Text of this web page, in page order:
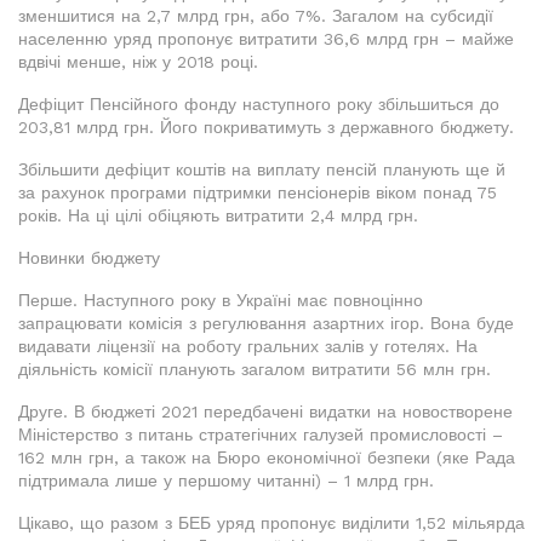
зменшитися на 2,7 млрд грн, або 7%. Загалом на субсидії
населенню уряд пропонує витратити 36,6 млрд грн – майже
вдвічі менше, ніж у 2018 році.
Дефіцит Пенсійного фонду наступного року збільшиться до
203,81 млрд грн. Його покриватимуть з державного бюджету.
Збільшити дефіцит коштів на виплату пенсій планують ще й
за рахунок програми підтримки пенсіонерів віком понад 75
років. На ці цілі обіцяють витратити 2,4 млрд грн.
Новинки бюджету
Перше. Наступного року в Україні має повноцінно
запрацювати комісія з регулювання азартних ігор. Вона буде
видавати ліцензії на роботу гральних залів у готелях. На
діяльність комісії планують загалом витратити 56 млн грн.
Друге. В бюджеті 2021 передбачені видатки на новостворене
Міністерство з питань стратегічних галузей промисловості –
162 млн грн, а також на Бюро економічної безпеки (яке Рада
підтримала лише у першому читанні) – 1 млрд грн.
Цікаво, що разом з БЕБ уряд пропонує виділити 1,52 мільярда